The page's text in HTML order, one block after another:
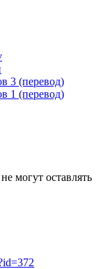
3 (перевод)
1 (перевод)
не могут оставлять